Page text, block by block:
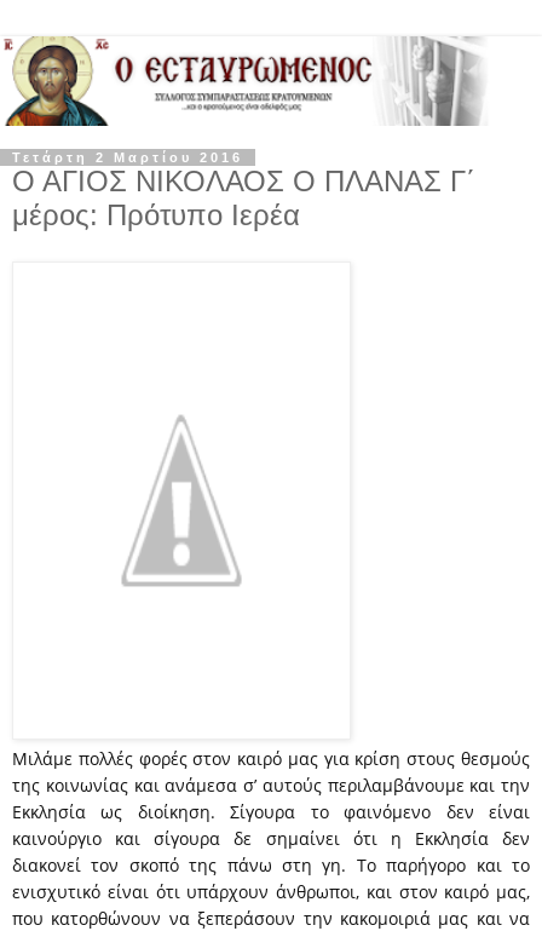
Τετάρτη 2 Μαρτίου 2016
Ο ΑΓΙΟΣ ΝΙΚΟΛΑΟΣ Ο ΠΛΑΝΑΣ Γ΄
μέρος: Πρότυπο Ιερέα
Μιλάμε πολλές φορές στον καιρό μας για κρίση στους θεσμούς
της κοινωνίας και ανάμεσα σ’ αυτούς περιλαμβάνουμε και την
Εκκλησία ως διοίκηση. Σίγουρα το φαινόμενο δεν είναι
καινούργιο και σίγουρα δε σημαίνει ότι η Εκκλησία δεν
διακονεί τον σκοπό της πάνω στη γη. Το παρήγορο και το
ενισχυτικό είναι ότι υπάρχουν άνθρωποι, και στον καιρό μας,
που κατορθώνουν να ξεπεράσουν την κακομοιριά μας και να